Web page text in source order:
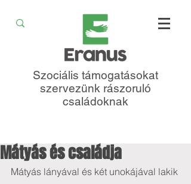
Szociális támogatásokat
szervezünk rászoruló
családoknak
Mátyás és családja
Mátyás lányával és két unokájával lakik